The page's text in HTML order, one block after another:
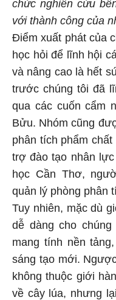
chức nghiên cứu
với thành công của
Điểm xuất phát của
học hỏi để lĩnh hội
và nâng cao là hết
trước chúng tôi đã
qua các cuốn cẩm
Bửu. Nhóm cũng
phân tích phẩm
trợ đào tạo nhân
học Cần Thơ,
quản lý phòng phân
Tuy nhiên, mặc dù
dễ dàng cho
mang tính nền
sáng tạo mới.
không thuộc giới
về cây lúa, nhưng